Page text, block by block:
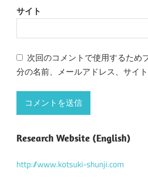
サイト
次回のコメントで使用するため
分の名前、メールアドレス、サイト
Research Website (English)
http://www.kotsuki-shunji.com